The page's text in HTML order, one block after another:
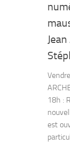
18h :
est